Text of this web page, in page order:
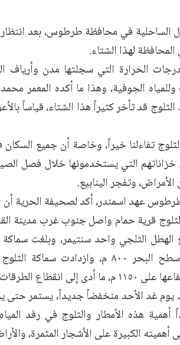
الساحلية في محافظة طرطوس، بعد
لهذا الشتاء.
الحرارة التي سجلتها مدن وأرياف
الجوفية، وهذا ما أكده المعمر
قد تأخر كثيراً هذا الشتاء، قياساً
تفاءلنا خيراً، وخاصة أن جميع
خزاناتهم التي يستخدمونها خلال فصل
وتفجر الينابيع.
عهد اسمندر، أكد لصحيفة الحرية
والتي يبلغ ارتفاعها عن سطح البحر
في القرى الجبلية.
يوم غد الأحد منخفضاً جديداً، يستمر حتى
أهمية هذه الأمطار والثلوج في رفد
أهميته الكبيرة على الأشجار المثمرة،